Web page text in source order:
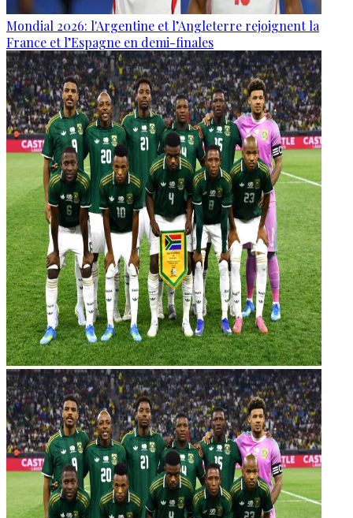
Mondial 2026: l'Argentine et l’Angleterre rejoignent la
France et l’Espagne en demi-finales